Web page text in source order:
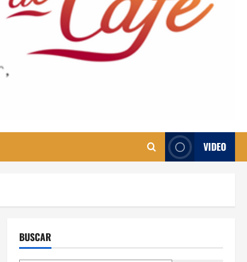
VIDEO
BUSCAR